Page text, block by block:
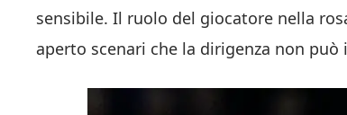
sensibile. Il ruolo del giocatore nella
aperto scenari che la dirigenza non può